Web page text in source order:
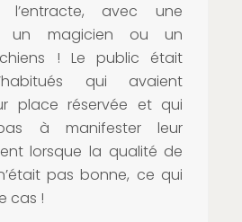
avec une
un magicien ou un
! Le public était
qui avaient
place réservée et qui
à manifester leur
lorsque la qualité de
pas bonne, ce qui
cas !